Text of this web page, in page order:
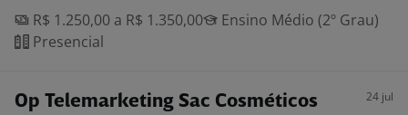
R$ 1.250,00 a R$ 1.350,00
Ensino Médio (2º Grau)
Presencial
Op Telemarketing Sac Cosméticos 24 jul